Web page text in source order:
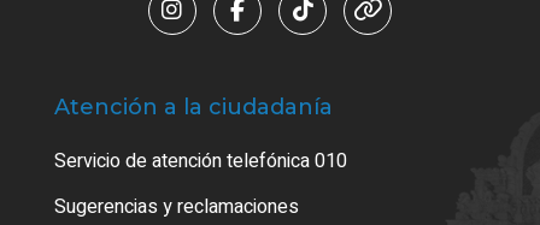
Atención a la ciudadanía
Servicio de atención telefónica 010
Sugerencias y reclamaciones